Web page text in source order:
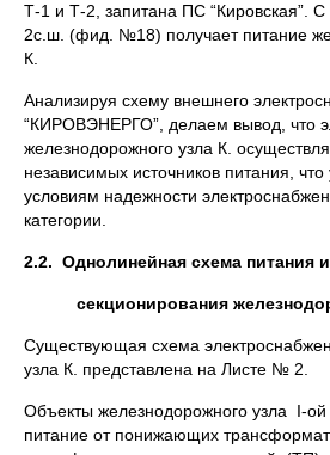
Т-1 и Т-2, запитана ПС “Кировская”.
2с.ш. (фид. №18) получает питание
К.
Анализируя схему внешнего
“КИРОВЭНЕРГО”, делаем вывод, что
железнодорожного узла К.
независимых источников питания, что
условиям надежности
категории.
2.2. Однолинейная схема питания и
секционирования
Существующая схема
узла К. представлена на Листе № 2.
Объекты железнодорожного узла I-ой
питание от понижающих